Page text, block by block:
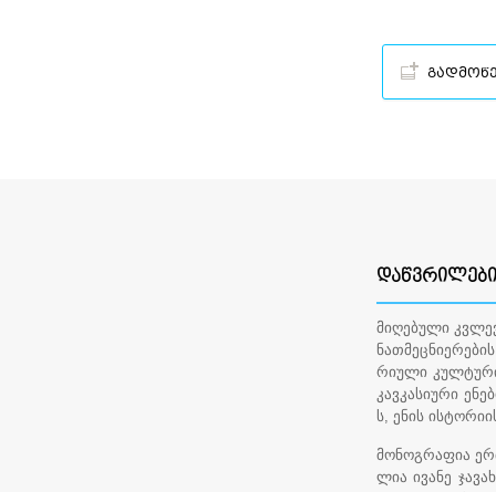
მიღებული
რიული
კავკასიური
ს, ენის
მონოგრაფია
ლია ივანე